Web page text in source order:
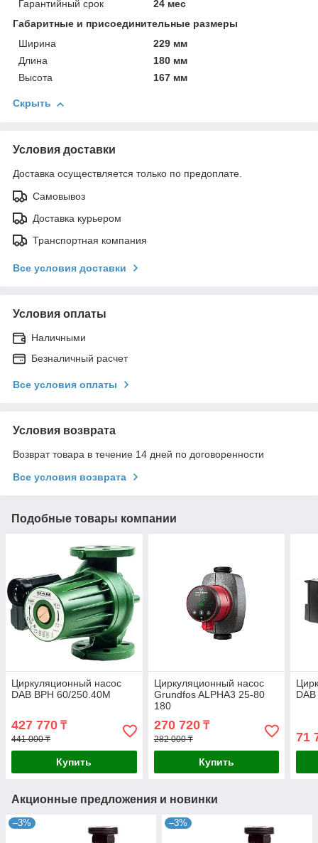
Гарантийный срок
24 мес
Габаритные и присоединительные размеры
Ширина
229 мм
Длина
180 мм
Высота
167 мм
Скрыть
Условия доставки
Доставка осуществляется только по предоплате.
Самовывоз
Доставка курьером
Транспортная компания
Все условия доставки
Условия оплаты
Наличными
Безналичный расчет
Все условия оплаты
Условия возврата
Возврат товара в течение 14 дней по договоренности
Все условия возврата
Подобные товары компании
Циркуляционный насос
DAB BPH 60/250.40M
427 770 ₸
441 000 ₸
Купить
Циркуляционный насос
Grundfos ALPHA3 25-80
180
270 720₸
282 000 ₸
Купить
71
Акционные предложения и новинки
–3% –3%